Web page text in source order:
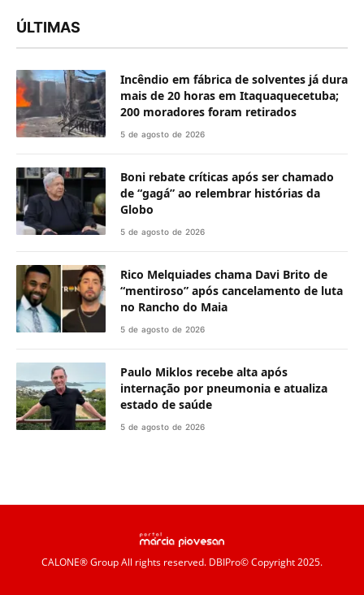
ÚLTIMAS
Incêndio em fábrica de solventes já dura
mais de 20 horas em Itaquaquecetuba;
200 moradores foram retirados
5 de agosto de 2026
Boni rebate críticas após ser chamado
de “gagá” ao relembrar histórias da
Globo
5 de agosto de 2026
Rico Melquiades chama Davi Brito de
“mentiroso” após cancelamento de luta
no Rancho do Maia
5 de agosto de 2026
Paulo Miklos recebe alta após
internação por pneumonia e atualiza
estado de saúde
5 de agosto de 2026
CALONE® GroupAll rights reserved. DBIPro© Copyright 2025.